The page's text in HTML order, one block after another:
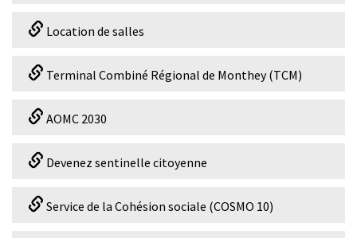
Location de salles
Terminal Combiné Régional de Monthey (TCM)
AOMC 2030
Devenez sentinelle citoyenne
Service de la Cohésion sociale (COSMO 10)